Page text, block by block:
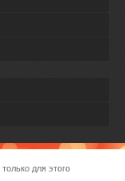
для этого